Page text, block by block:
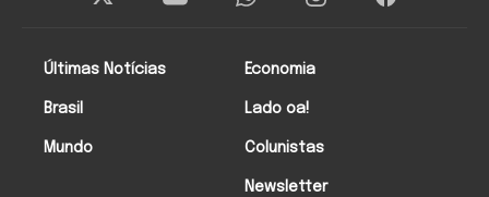
Últimas Notícias
Brasil
Mundo
Economia
Lado oa!
Colunistas
Newsletter